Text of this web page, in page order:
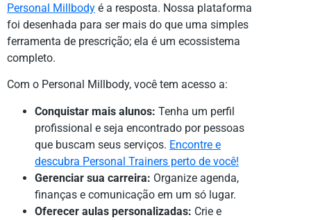
Personal Millbody é a resposta. Nossa plataforma
foi desenhada para ser mais do que uma simples
ferramenta de prescrição; ela é um ecossistema
completo.
Com o Personal Millbody, você tem acesso a:
Conquistar mais alunos: Tenha um perfil
profissional e seja encontrado por pessoas
que buscam seus serviços. Encontre e
descubra Personal Trainers perto de você!
Gerenciar sua carreira: Organize agenda,
finanças e comunicação em um só lugar.
Oferecer aulas personalizadas: Crie e